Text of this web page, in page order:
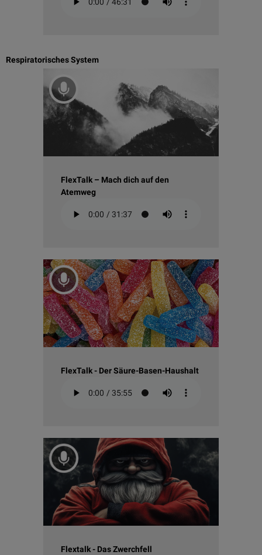
Respiratorisches System
FlexTalk – Mach dich auf den
Atemweg
FlexTalk - Der Säure-Basen-Haushalt
Flextalk - Das Zwerchfell